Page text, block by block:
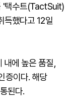
'택수트(TactSuit)
득했다고 12일
에 높은 품질,
증이다. 해당
된다.